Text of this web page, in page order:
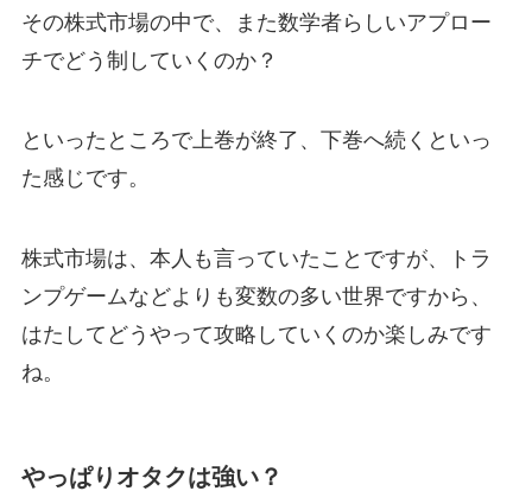
その株式市場の中で、また数学者らしいアプロー
チでどう制していくのか？
といったところで上巻が終了、下巻へ続くといっ
た感じです。
株式市場は、本人も言っていたことですが、トラ
ンプゲームなどよりも変数の多い世界ですから、
はたしてどうやって攻略していくのか楽しみです
ね。
やっぱりオタクは強い？